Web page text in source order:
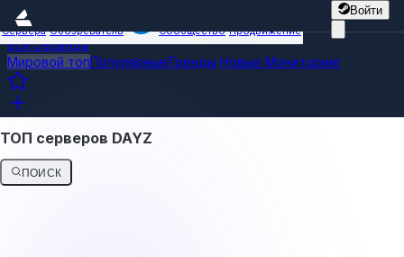
Войти
Сервера Обозреватель Сообщество Продвижение
Все сервера
Мировой топПопулярныеТренды Новые Мониторинг
ТОП серверов DAYZ
ПОИСК